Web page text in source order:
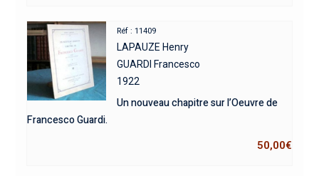
Réf : 11409
LAPAUZE Henry
GUARDI Francesco
1922
Un nouveau chapitre sur l’Oeuvre de
Francesco Guardi.
50,00€